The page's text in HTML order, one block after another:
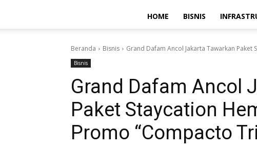
HOME BISNIS
Beranda Bisnis Grand Dafam Ancol Jakarta Tawarkan Paket
Bisnis
Grand Dafam Ancol
Paket Staycation
Promo “Compacto